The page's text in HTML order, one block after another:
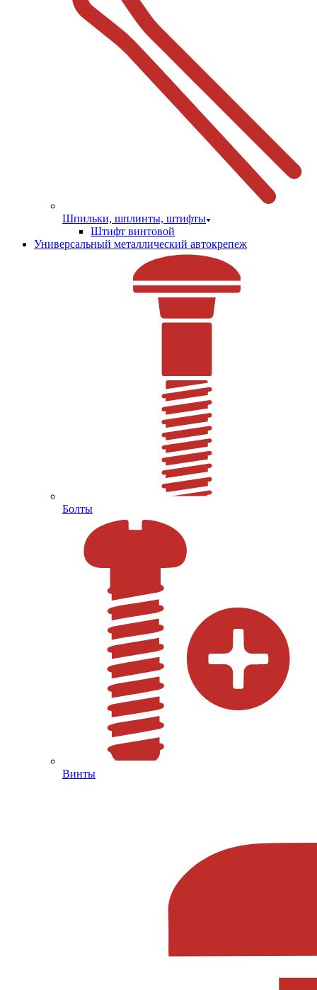
Шпильки, шплинты, штифты
Штифт винтовой
Универсальный металлический автокрепеж
Болты
Винты